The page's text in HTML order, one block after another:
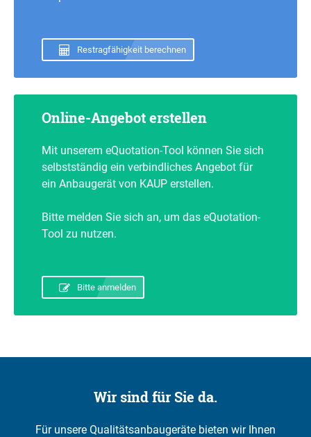
Restragfähigkeit berechnen
Online-Angebot erstellen
Mit unserem eQuotation-Tool können Sie sich
selbstständig ein verbindliches Angebot für
ein Anbaugerät von KAUP erstellen.
Bitte melden Sie sich an, um das eQuotation-
Tool zu nutzen.
Bitte anmelden
Wir sind für Sie da.
Für unsere Qualitätsanbaugeräte bieten wir Ihnen